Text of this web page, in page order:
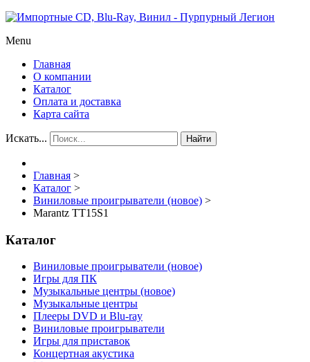
Menu
Главная
О компании
Каталог
Оплата и доставка
Карта сайта
Искать... Найти
Главная >
Каталог >
Виниловые проигрыватели (новое) >
Marantz TT15S1
Каталог
Виниловые проигрыватели (новое)
Игры для ПК
Музыкальные центры (новое)
Музыкальные центры
Плееры DVD и Blu-ray
Виниловые проигрыватели
Игры для приставок
Концертная акустика